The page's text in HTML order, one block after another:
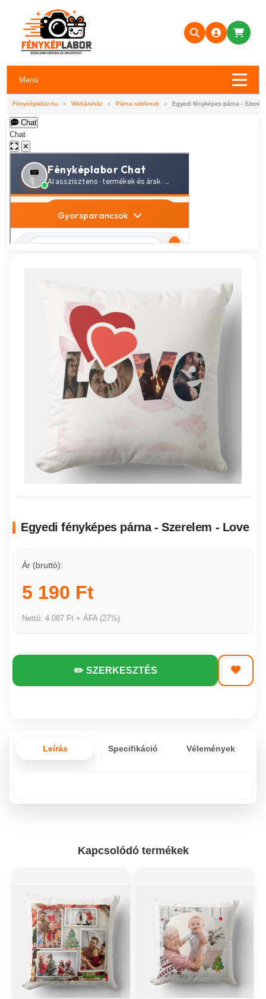
Menü
Fényképlabor.hu » Webáruház » Párna sablonok » Egyedi fényképes párna -
Chat
Chat
✕
Egyedi fényképes párna - Szerelem - Love
Ár (bruttó):
5 190 Ft
Nettó: 4 087 Ft + ÁFA (27%)
✏️ SZERKESZTÉS
Leírás Specifikáció Vélemények
Kapcsolódó termékek